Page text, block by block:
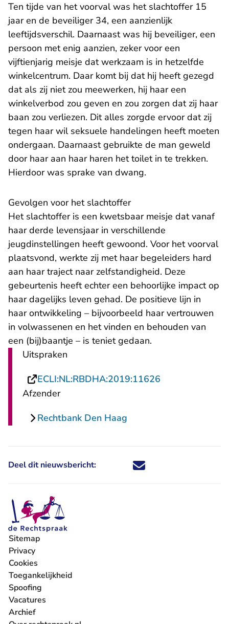
Ten tijde van het voorval was het slachtoffer 15
jaar en de beveiliger 34, een aanzienlijk
leeftijdsverschil. Daarnaast was hij beveiliger, een
persoon met enig aanzien, zeker voor een
vijftienjarig meisje dat werkzaam is in hetzelfde
winkelcentrum. Daar komt bij dat hij heeft gezegd
dat als zij niet zou meewerken, hij haar een
winkelverbod zou geven en zou zorgen dat zij haar
baan zou verliezen. Dit alles zorgde ervoor dat zij
tegen haar wil seksuele handelingen heeft moeten
ondergaan. Daarnaast gebruikte de man geweld
door haar aan haar haren het toilet in te trekken.
Hierdoor was sprake van dwang.
Gevolgen voor het slachtoffer
Het slachtoffer is een kwetsbaar meisje dat vanaf
haar derde levensjaar in verschillende
jeugdinstellingen heeft gewoond. Voor het voorval
plaatsvond, werkte zij met haar begeleiders hard
aan haar traject naar zelfstandigheid. Deze
gebeurtenis heeft echter een behoorlijke impact op
haar dagelijks leven gehad. De positieve lijn in
haar ontwikkeling – bijvoorbeeld haar vertrouwen
in volwassenen en het vinden en behouden van
een (bij)baantje – is teniet gedaan.
Uitspraken
ECLI:NL:RBDHA:2019:11626
Afzender
Rechtbank Den Haag
Deel dit nieuwsbericht: Deel dit nieuwsbericht via X -
Deel dit nieuwsbericht via
Deel dit nieuwsbericht
Deel dit
Sitemap
Privacy
Cookies
Toegankelijkheid
Spoofing
Vacatures
- U verlaat Rechtspraak.nl
Archief